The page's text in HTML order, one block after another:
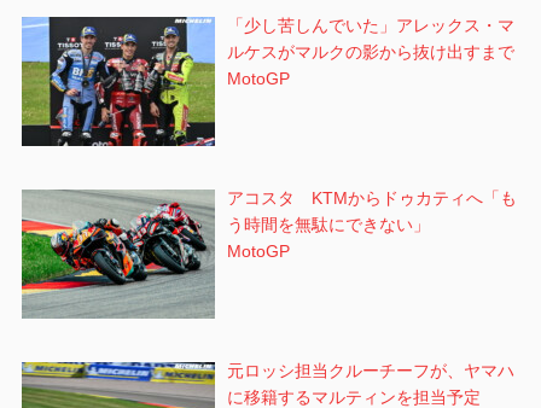
「少し苦しんでいた」アレックス・マ
ルケスがマルクの影から抜け出すまで
MotoGP
アコスタ KTMからドゥカティへ「も
う時間を無駄にできない」
MotoGP
元ロッシ担当クルーチーフが、ヤマハ
に移籍するマルティンを担当予定